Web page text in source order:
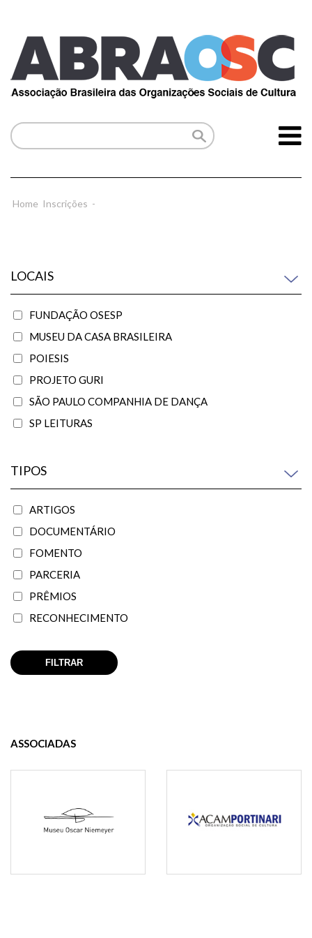
Home Inscrições -
LOCAIS
FUNDAÇÃO OSESP
MUSEU DA CASA BRASILEIRA
POIESIS
PROJETO GURI
SÃO PAULO COMPANHIA DE DANÇA
SP LEITURAS
TIPOS
ARTIGOS
DOCUMENTÁRIO
FOMENTO
PARCERIA
PRÊMIOS
RECONHECIMENTO
ASSOCIADAS